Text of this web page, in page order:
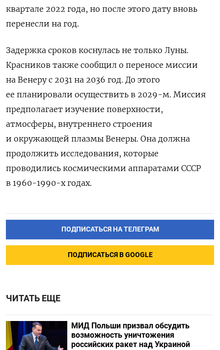
квартале 2022 года, но после этого дату вновь
перенесли на год.
Задержка сроков коснулась не только Луны.
Красников также сообщил о переносе миссии
на Венеру с 2031 на 2036 год. До этого
ее планировали осуществить в 2029-м. Миссия
предполагает изучение поверхности,
атмосферы, внутреннего строения
и окружающей плазмы Венеры. Она должна
продолжить исследования, которые
проводились космическими аппаратами СССР
в 1960-1990-х годах.
ПОДПИСАТЬСЯ НА ТЕЛЕГРАМ
ПОДПИСАТЬСЯ В GOOGLE
ЧИТАТЬ ЕЩЕ
МИД Польши призвал обсудить
возможность уничтожения
российских ракет над Украиной